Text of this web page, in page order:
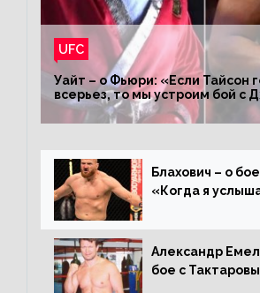
UFC
Уайт – о Фьюри: «Если Тайсон
всерьез, то мы устроим бой с
заставил Флойда Мейвезера
Конором»
Блахович – о
«Когда я
драться с ним»
Александр
бое с